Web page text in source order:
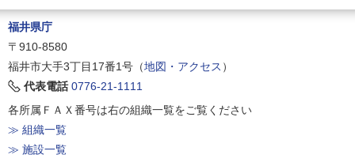
福井県庁
〒910-8580
福井市大手3丁目17番1号（地図・アクセス ）
代表電話 0776-21-1111
各所属ＦＡＸ番号は右の組織一覧をご覧ください
≫ 組織一覧
≫ 施設一覧